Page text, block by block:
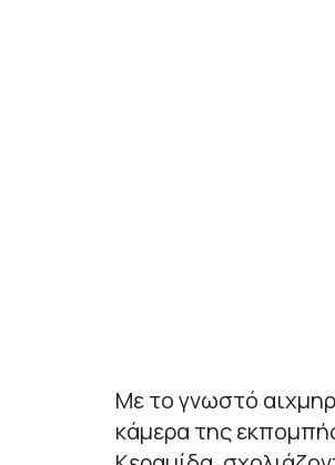
Με το γνωστό
κάμερα της